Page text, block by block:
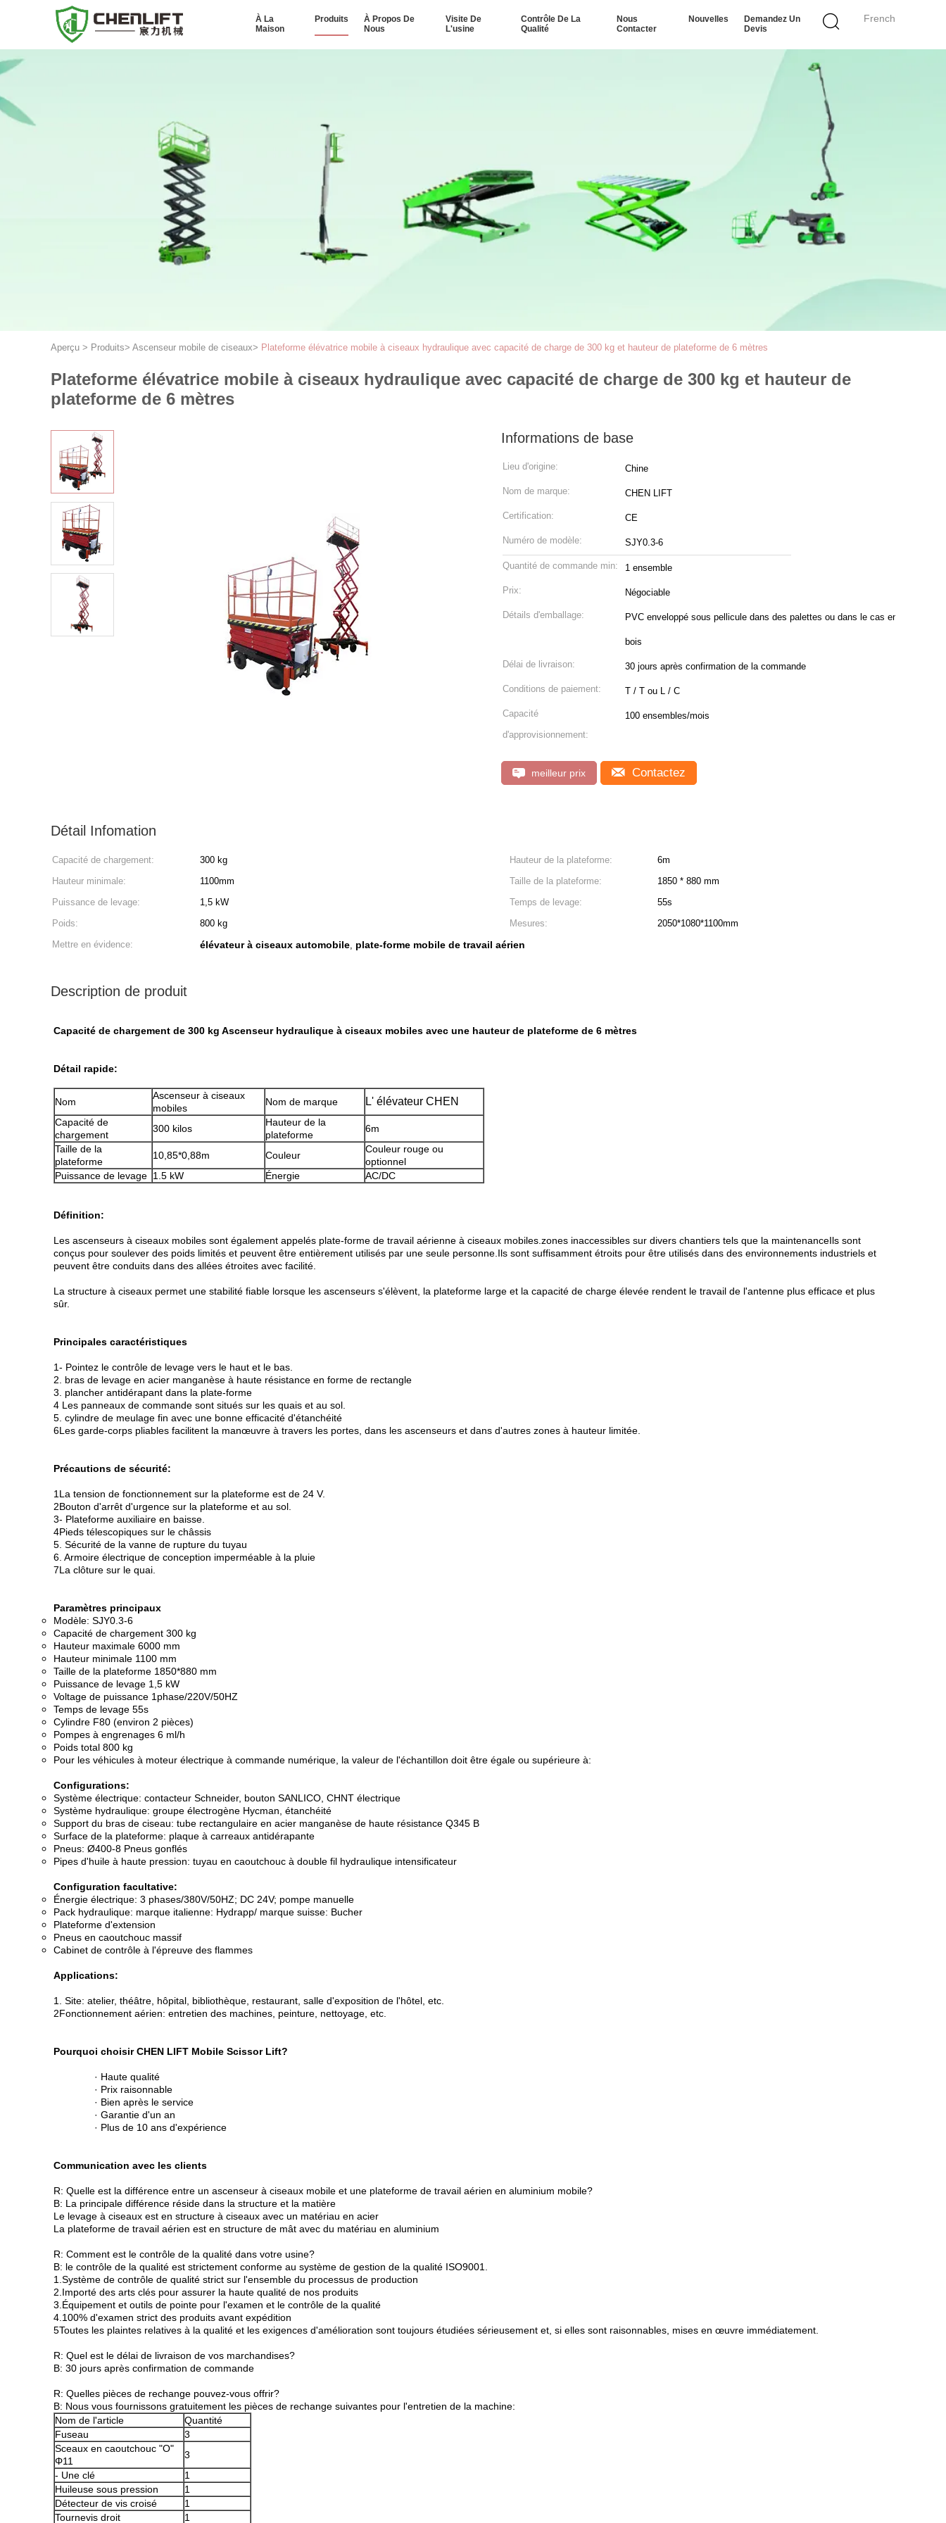
French
À La
Maison
Produits
À Propos De
Nous
Visite De
L'usine
Contrôle De La
Qualité
Nous
Contacter
Nouvelles
Demandez Un
Devis
Aperçu > Produits> Ascenseur mobile de ciseaux> Plateforme élévatrice mobile à ciseaux hydraulique avec capacité de charge de 300 kg et hauteur de plateforme de 6 mètres
Plateforme élévatrice mobile à ciseaux hydraulique avec capacité de charge de 300 kg et hauteur de
plateforme de 6 mètres
Informations de base
Lieu d'origine: Chine
Nom de marque: CHEN LIFT
Certification: CE
Numéro de modèle: SJY0.3-6
Quantité de commande min: 1 ensemble
Prix: Négociable
Détails d'emballage: PVC enveloppé sous pellicule dans des palettes ou dans le cas en
bois
Délai de livraison: 30 jours après confirmation de la commande
Conditions de paiement: T / T ou L / C
Capacité
d'approvisionnement:
100 ensembles/mois
meilleur prix Contactez
Détail Infomation
Capacité de chargement: 300 kg Hauteur de la plateforme:
6m
Hauteur minimale:
1100mm Taille de la plateforme:
1850 * 880 mm
Puissance de levage:
1,5 kW Temps de levage:
55s
Poids:
800 kg Mesures:
2050*1080*1100mm
Mettre en évidence:
élévateur à ciseaux automobile, plate-forme mobile de travail aérien
Description de produit
Capacité de chargement de 300 kg Ascenseur hydraulique à ciseaux mobiles avec une hauteur de plateforme de 6 mètres
Détail rapide:
Nom
Ascenseur à ciseaux
mobiles
Nom de marque L' élévateur CHEN
Capacité de
chargement
300 kilos
Hauteur de la
plateforme
6m
Taille de la
plateforme
10,85*0,88m Couleur
Couleur rouge ou
optionnel
Puissance de levage 1.5 kW Énergie AC/DC
Définition:
Les ascenseurs à ciseaux mobiles sont également appelés plate-forme de travail aérienne à ciseaux mobiles.zones inaccessibles sur divers chantiers tels que la maintenanceIls sont
conçus pour soulever des poids limités et peuvent être entièrement utilisés par une seule personne.Ils sont suffisamment étroits pour être utilisés dans des environnements industriels et
peuvent être conduits dans des allées étroites avec facilité.
La structure à ciseaux permet une stabilité fiable lorsque les ascenseurs s'élèvent, la plateforme large et la capacité de charge élevée rendent le travail de l'antenne plus efficace et plus
sûr.
Principales caractéristiques
1- Pointez le contrôle de levage vers le haut et le bas.
2. bras de levage en acier manganèse à haute résistance en forme de rectangle
3. plancher antidérapant dans la plate-forme
4 Les panneaux de commande sont situés sur les quais et au sol.
5. cylindre de meulage fin avec une bonne efficacité d'étanchéité
6Les garde-corps pliables facilitent la manœuvre à travers les portes, dans les ascenseurs et dans d'autres zones à hauteur limitée.
Précautions de sécurité:
1La tension de fonctionnement sur la plateforme est de 24 V.
2Bouton d'arrêt d'urgence sur la plateforme et au sol.
3- Plateforme auxiliaire en baisse.
4Pieds télescopiques sur le châssis
5. Sécurité de la vanne de rupture du tuyau
6. Armoire électrique de conception imperméable à la pluie
7La clôture sur le quai.
Paramètres principaux
Modèle: SJY0.3-6
Capacité de chargement 300 kg
Hauteur maximale 6000 mm
Hauteur minimale 1100 mm
Taille de la plateforme 1850*880 mm
Puissance de levage 1,5 kW
Voltage de puissance 1phase/220V/50HZ
Temps de levage 55s
Cylindre F80 (environ 2 pièces)
Pompes à engrenages 6 ml/h
Poids total 800 kg
Pour les véhicules à moteur électrique à commande numérique, la valeur de l'échantillon doit être égale ou supérieure à:
Configurations:
Système électrique: contacteur Schneider, bouton SANLICO, CHNT électrique
Système hydraulique: groupe électrogène Hycman, étanchéité
Support du bras de ciseau: tube rectangulaire en acier manganèse de haute résistance Q345 B
Surface de la plateforme: plaque à carreaux antidérapante
Pneus: Ø400-8 Pneus gonflés
Pipes d'huile à haute pression: tuyau en caoutchouc à double fil hydraulique intensificateur
Configuration facultative:
Énergie électrique: 3 phases/380V/50HZ; DC 24V; pompe manuelle
Pack hydraulique: marque italienne: Hydrapp/ marque suisse: Bucher
Plateforme d'extension
Pneus en caoutchouc massif
Cabinet de contrôle à l'épreuve des flammes
Applications:
1. Site: atelier, théâtre, hôpital, bibliothèque, restaurant, salle d'exposition de l'hôtel, etc.
2Fonctionnement aérien: entretien des machines, peinture, nettoyage, etc.
Pourquoi choisir CHEN LIFT Mobile Scissor Lift?
· Haute qualité
· Prix raisonnable
· Bien après le service
· Garantie d'un an
· Plus de 10 ans d'expérience
Communication avec les clients
R: Quelle est la différence entre un ascenseur à ciseaux mobile et une plateforme de travail aérien en aluminium mobile?
B: La principale différence réside dans la structure et la matière
Le levage à ciseaux est en structure à ciseaux avec un matériau en acier
La plateforme de travail aérien est en structure de mât avec du matériau en aluminium
R: Comment est le contrôle de la qualité dans votre usine?
B: le contrôle de la qualité est strictement conforme au système de gestion de la qualité ISO9001.
1.Système de contrôle de qualité strict sur l'ensemble du processus de production
2.Importé des arts clés pour assurer la haute qualité de nos produits
3.Équipement et outils de pointe pour l'examen et le contrôle de la qualité
4.100% d'examen strict des produits avant expédition
5Toutes les plaintes relatives à la qualité et les exigences d'amélioration sont toujours étudiées sérieusement et, si elles sont raisonnables, mises en œuvre immédiatement.
R: Quel est le délai de livraison de vos marchandises?
B: 30 jours après confirmation de commande
R: Quelles pièces de rechange pouvez-vous offrir?
B: Nous vous fournissons gratuitement les pièces de rechange suivantes pour l'entretien de la machine:
Nom de l'article
Quantité
Fuseau
3
Sceaux en caoutchouc "O"
Φ11
3
- Une clé
1
Huileuse sous pression
1
Détecteur de vis croisé
1
Tournevis droit
1